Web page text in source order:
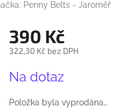
Penny Belts - Jaroměř
390 Kč
322,30 Kč bez DPH
cena:
Na dotaz
Položka byla vyprodána…